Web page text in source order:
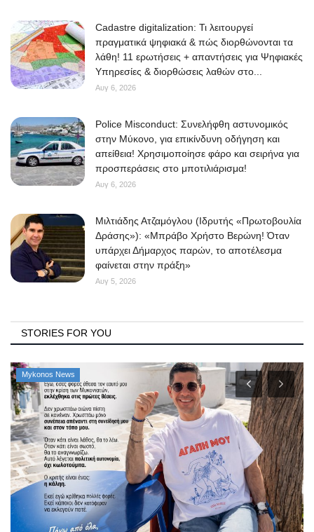
Cadastre digitalization: Τι λειτουργεί
πραγματικά ψηφιακά & πώς διορθώνονται τα
λάθη! 11 ερωτήσεις + απαντήσεις για Ψηφιακές
Υπηρεσίες & διορθώσεις λαθών στο...
Αυγ 6, 2026
Police Misconduct: Συνελήφθη αστυνομικός
στην Μύκονο, για επικίνδυνη οδήγηση και
απείθεια! Χρησιμοποίησε φάρο και σειρήνα για
προσπεράσεις στο μποτιλιάρισμα!
Αυγ 6, 2026
Μιλτιάδης Ατζαμόγλου (Ιδρυτής «Πρωτοβουλία
Δράσης»): «Μπράβο Χρήστο Βερώνη! Όταν
υπάρχει Δήμαρχος παρών, το αποτέλεσμα
φαίνεται στην πράξη»
Αυγ 5, 2026
STORIES FOR YOU
Mykonos News